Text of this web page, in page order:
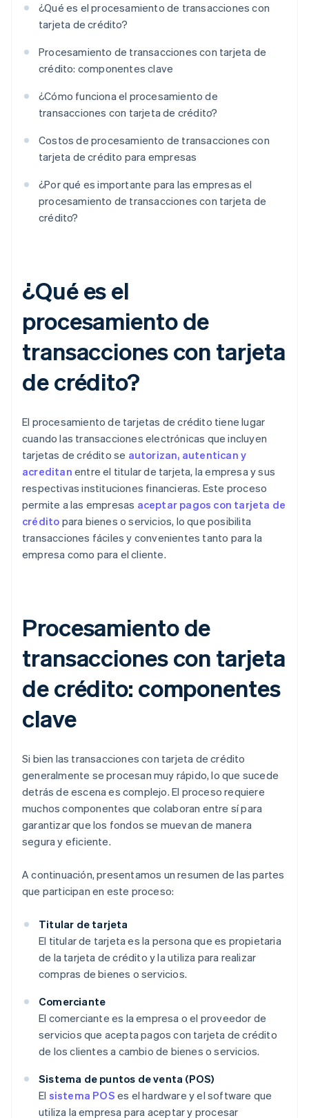
¿Qué es el procesamiento de transacciones con
tarjeta de crédito?
Procesamiento de transacciones con tarjeta de
crédito: componentes clave
¿Cómo funciona el procesamiento de
transacciones con tarjeta de crédito?
Costos de procesamiento de transacciones con
tarjeta de crédito para empresas
¿Por qué es importante para las empresas el
procesamiento de transacciones con tarjeta de
crédito?
¿Qué es el
procesamiento de
transacciones con tarjeta
de crédito?
El procesamiento de tarjetas de crédito tiene lugar
cuando las transacciones electrónicas que incluyen
tarjetas de crédito se autorizan, autentican y
acreditan entre el titular de tarjeta, la empresa y sus
respectivas instituciones financieras. Este proceso
permite a las empresas aceptar pagos con tarjeta de
crédito para bienes o servicios, lo que posibilita
transacciones fáciles y convenientes tanto para la
empresa como para el cliente.
Procesamiento de
transacciones con tarjeta
de crédito: componentes
clave
Si bien las transacciones con tarjeta de crédito
generalmente se procesan muy rápido, lo que sucede
detrás de escena es complejo. El proceso requiere
muchos componentes que colaboran entre sí para
garantizar que los fondos se muevan de manera
segura y eficiente.
A continuación, presentamos un resumen de las partes
que participan en este proceso:
Titular de tarjeta
El titular de tarjeta es la persona que es propietaria
de la tarjeta de crédito y la utiliza para realizar
compras de bienes o servicios.
Comerciante
El comerciante es la empresa o el proveedor de
servicios que acepta pagos con tarjeta de crédito
de los clientes a cambio de bienes o servicios.
Sistema de puntos de venta (POS)
El sistema POS es el hardware y el software que
utiliza la empresa para aceptar y procesar